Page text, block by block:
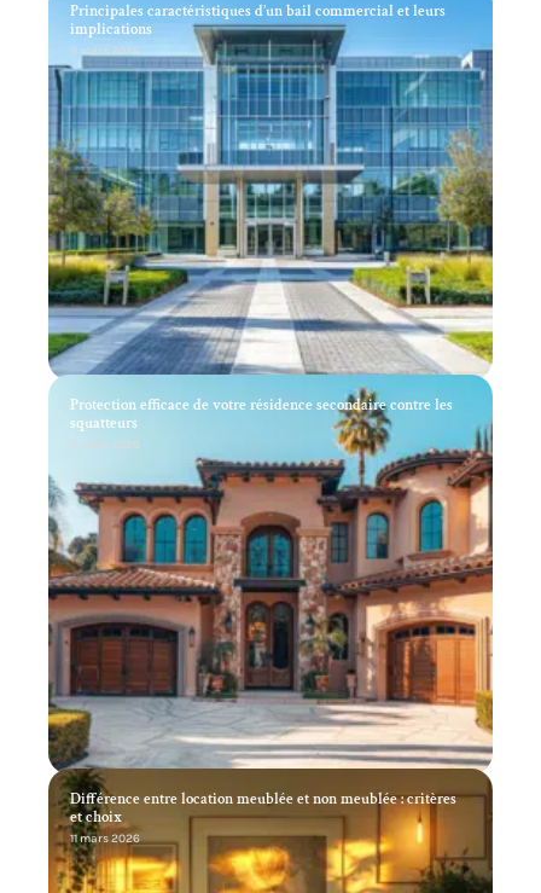
Principales caractéristiques d’un bail commercial et leurs
implications
11 mars 2026
Protection efficace de votre résidence secondaire contre les
squatteurs
11 mars 2026
Différence entre location meublée et non meublée : critères
et choix
11 mars 2026